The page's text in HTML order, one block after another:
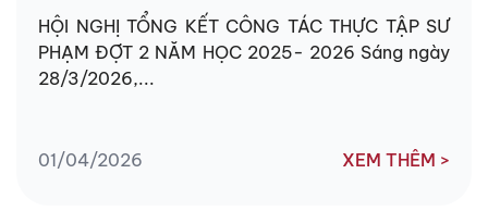
HỘI NGHỊ TỔNG KẾT CÔNG TÁC THỰC TẬP SƯ
PHẠM ĐỢT 2 NĂM HỌC 2025- 2026 Sáng ngày
28/3/2026,...
01/04/2026 XEM THÊM >